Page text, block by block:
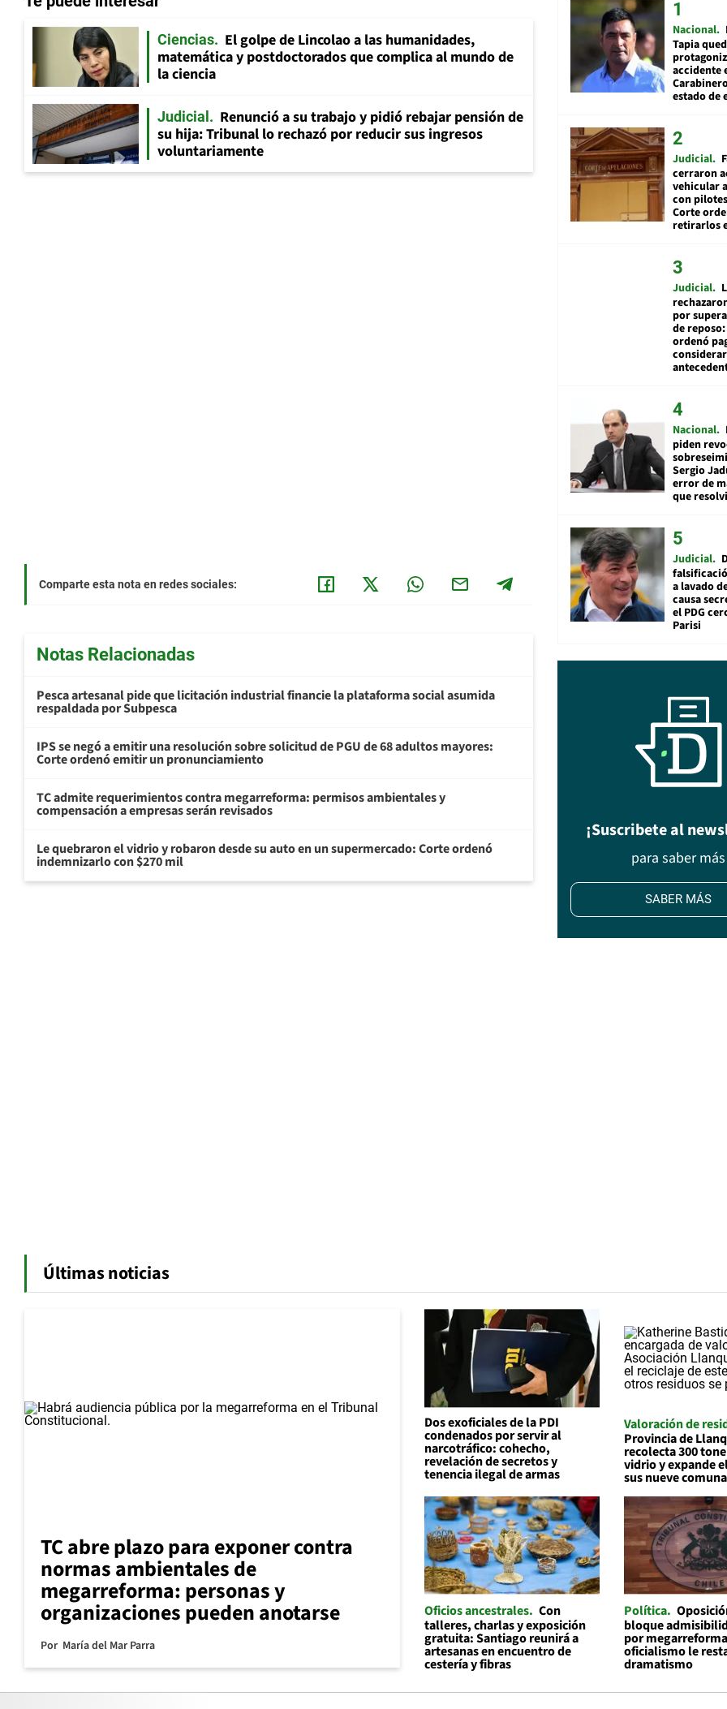
Ciencias
El golpe de Lincolao a las humanidades,
matemática y postdoctorados que complica al mundo de
la ciencia
Judicial
Renunció a su trabajo y pidió rebajar pensión de
su hija: Tribunal lo rechazó por reducir sus ingresos
voluntariamente
Comparte esta nota en redes sociales:
Notas Relacionadas
Pesca artesanal pide que licitación industrial financie la plataforma social asumida
respaldada por Subpesca
IPS se negó a emitir una resolución sobre solicitud de PGU de 68 adultos mayores:
Corte ordenó emitir un pronunciamiento
TC admite requerimientos contra megarreforma: permisos ambientales y
compensación a empresas serán revisados
Le quebraron el vidrio y robaron desde su auto en un supermercado: Corte ordenó
indemnizarlo con $270 mil
Nacional
Tapia
accidente
estado de
Judicial
cerraron
vehicular
con
Corte
retirarlos
Judicial
por
de
ordenó
Nacional
piden
Sergio
error de
que
Judicial
a lavado
causa
el PDG
Parisi
¡Suscribete al
para saber más
SABER MÁS
Últimas noticias
TC abre plazo para exponer contra
normas ambientales de
megarreforma: personas y
organizaciones pueden anotarse
Por María del Mar Parra
Dos exoficiales de la PDI
condenados por servir al
narcotráfico: cohecho,
revelación de secretos y
tenencia ilegal de armas
Valoración de
Provincia de
recolecta 300
vidrio y expande
sus nueve
Oficios ancestrales Con
talleres, charlas y exposición
gratuita: Santiago reunirá a
artesanas en encuentro de
cestería y fibras
Política
bloque
por
oficialismo le
dramatismo